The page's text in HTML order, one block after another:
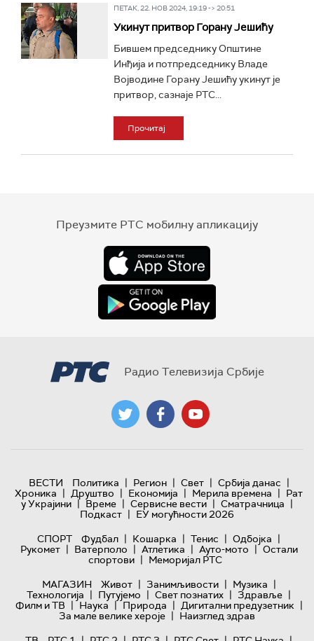
ПЕТАК, 22. НОВ 2024, 19:19 -> 20:51
Укинут притвор Горану Јешићу
Бившем председнику Општине
Инђија и потпредседнику Владе
Војводине Горану Јешићу укинут је
притвор, сазнаје РТС...
Прочитај
Преузмите РТС мобилну апликацију
Радио Телевизија Србије
ВЕСТИ Политика | Регион | Свет | Србија данас |
Хроника | Друштво | Економија | Мерила времена | Рат
у Украјини | Време | Сервисне вести | Сматрачница |
Подкаст | ЕУ могућности 2026
СПОРТ
Фудбал | Кошарка | Тенис | Одбојка |
Рукомет | Ватерполо | Атлетика | Ауто-мото | Остали
спортови | Меморијал РТС
МАГАЗИН
Живот | Занимљивости | Музика |
Технологијa | Путујемо | Свет познатих | Здравље |
Филм и ТВ | Наука | Природа | Дигитални предузетник |
За мале велике хероје | Наизглед здрав